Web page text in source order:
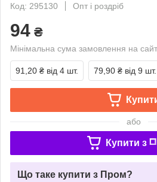
Код: 295130
Опт і роздріб
94 ₴
Мінімальна сума замовлення на
91,20 ₴ від 4 шт. 79,90 ₴ від 9 шт.
або
Купити з
Що таке купити з Пром?